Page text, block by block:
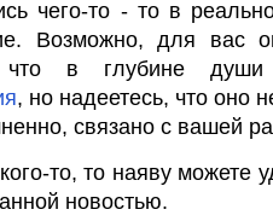
чего-то - то в
Возможно, для вас
что в глубине
, но надеетесь, что оно
связано с вашей
то, то наяву можете
новостью.